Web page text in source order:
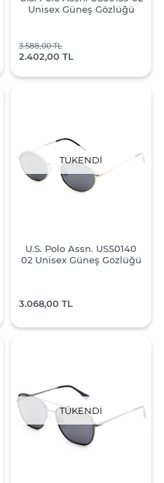
Unisex Güneş Gözlüğü
2.402,00 TL
3.588,00 TL
TÜKENDI
U.S. Polo Assn. USS0140
02 Unisex Güneş Gözlüğü
3.068,00 TL
TÜKENDI